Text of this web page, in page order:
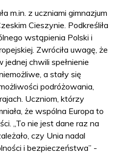
m.in. z uczniami gimnazjum
Cieszynie. Podkreśliła
wstąpienia Polski i
Zwróciła uwagę, że
jednej chwili spełnienie
a stały się
podróżowania,
Uczniom, którzy
że wspólna Europa to
„To nie jest dane raz na
czy Unia nadal
i bezpieczeństwa” -